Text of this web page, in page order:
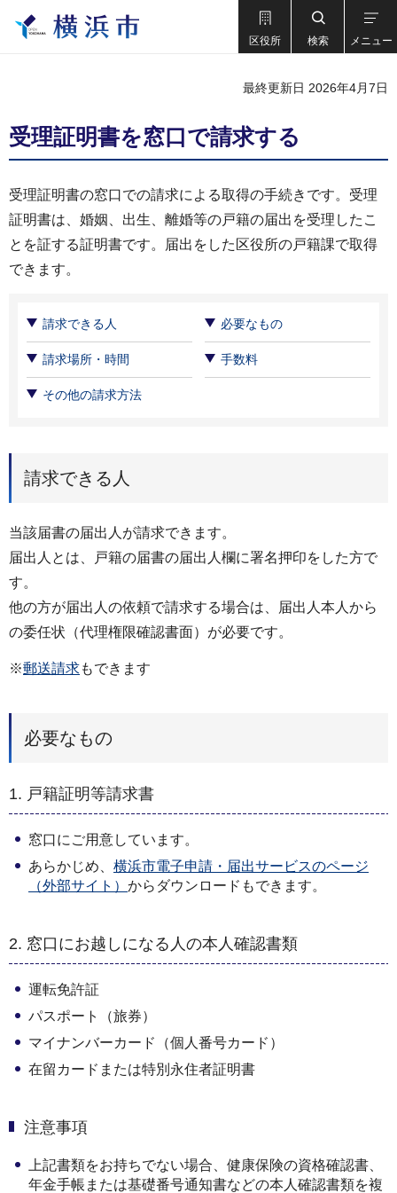
区役所 検索 メニュー
最終更新日 2026年4月7日
受理証明書を窓口で請求する
受理証明書の窓口での請求による取得の手続きです。受理
証明書は、婚姻、出生、離婚等の戸籍の届出を受理したこ
とを証する証明書です。届出をした区役所の戸籍課で取得
できます。
請求できる人 必要なもの
請求場所・時間 手数料
その他の請求方法
請求できる人
当該届書の届出人が請求できます。
届出人とは、戸籍の届書の届出人欄に署名押印をした方で
す。
他の方が届出人の依頼で請求する場合は、届出人本人から
の委任状（代理権限確認書面）が必要です。
※郵送請求もできます
必要なもの
1. 戸籍証明等請求書
窓口にご用意しています。
あらかじめ、 横浜市電子申請・届出サービスのページ
（外部サイト） からダウンロードもできます。
2. 窓口にお越しになる人の本人確認書類
運転免許証
パスポート（旅券）
マイナンバーカード（個人番号カード）
在留カードまたは特別永住者証明書
注意事項
上記書類をお持ちでない場合、健康保険の資格確認書、
年金手帳または基礎番号通知書などの本人確認書類を複